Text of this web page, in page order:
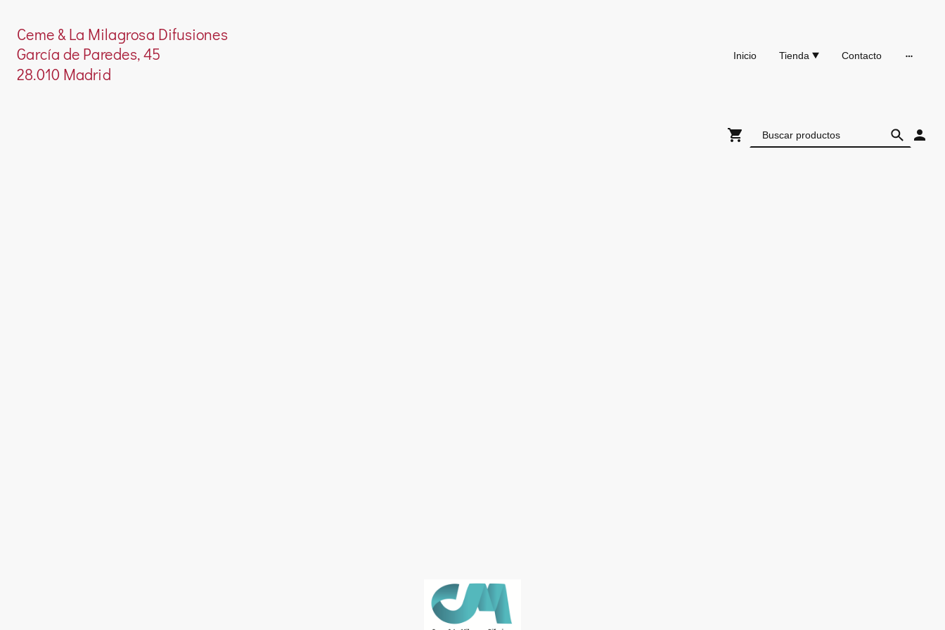
Ceme & La Milagrosa Difusiones
García de Paredes, 45
28.010 Madrid
Inicio Tienda Contacto